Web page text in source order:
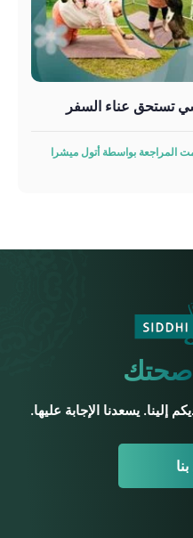
تستحق عناء السفر
المراجعة بواسطة أتول ميشرا
صحتك
إلينا. يسعدنا الإجابة عليها.